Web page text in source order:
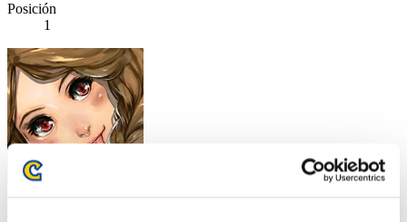
Posición
1